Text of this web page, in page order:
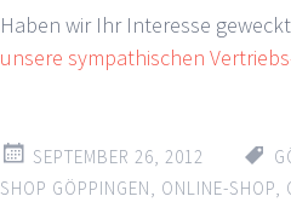
Haben wir Ihr Interesse
unsere sympathischen
SEPTEMBER 26, 2012
SHOP GÖPPINGEN, ONLINE-SHOP,